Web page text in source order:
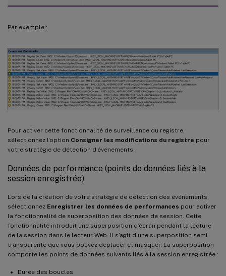
Par exemple :
Pour activer cette fonctionnalité de surveillance du registre,
sélectionnez l’option Consigner les modifications du registre pour
votre stratégie de détection d’événements.
Données de performance (points de données liés à la
session enregistrée)
Lors de la création de votre stratégie de détection des événements,
sélectionnez Enregistrer les données de performances pour activer
la fonctionnalité de superposition des données de session. Cette
fonctionnalité introduit une superposition d’écran pendant la lecture
de la session dans le lecteur Web. Il s’agit d’une superposition semi-
transparente que vous pouvez déplacer et masquer. La superposition
comporte les points de données suivants liés à la session enregistrée :
Durée des boucles